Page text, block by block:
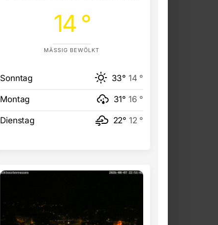
14 °
MÄSSIG BEWÖLKT
Sonntag 33° 14 °
Montag 31° 16 °
Dienstag 22° 12 °